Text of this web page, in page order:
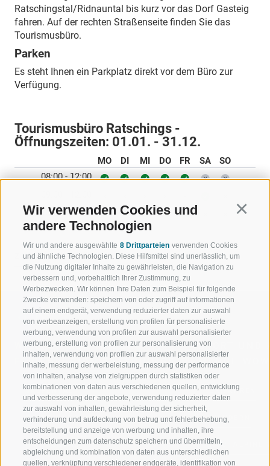
Wir verwenden Cookies und
andere Technologien
Wir und andere ausgewählte 8 Drittparteien verwenden Cookies
und ähnliche Technologien. Diese Hilfsmittel sind unerlässlich, um
die Nutzung digitaler Inhalte zu gewährleisten, die Navigation zu
verbessern und, vorbehaltlich Ihrer Zustimmung, zu
Werbezwecken. Wir können Ihre Daten zum Beispiel für folgende
Zwecke verwenden: speichern von oder zugriff auf informationen
auf einem endgerät, verwendung reduzierter daten zur auswahl
von werbeanzeigen, erstellung von profilen für personalisierte
werbung, verwendung von profilen zur auswahl personalisierter
werbung, erstellung von profilen zur personalisierung von
inhalten, verwendung von profilen zur auswahl personalisierter
inhalte, messung der werbeleistung, messung der performance
von inhalten, analyse von zielgruppen durch statistiken oder
kombinationen von daten aus verschiedenen quellen, entwicklung
und verbesserung der angebote, verwendung reduzierter daten
zur auswahl von inhalten, gewährleistung der sicherheit,
verhinderung und aufdeckung von betrug und fehlerbehebung,
bereitstellung und anzeige von werbung und inhalten, ihre
entscheidungen zum datenschutz speichern und übermitteln,
abgleichung und kombination von daten aus unterschiedlichen
quellen, verknüpfung verschiedener endgeräte, identifikation von
Ratschingstal/Ridnauntal bis kurz vor das Dorf Gasteig
fahren. Auf der rechten Straßenseite finden Sie das
Tourismusbüro.
Parken
Es steht Ihnen ein Parkplatz direkt vor dem Büro zur
Verfügung.
Tourismusbüro Ratschings -
Öffnungszeiten: 01.01. - 31.12.
MO DI MI DO FR SA
SO
08:00 - 12:00
13:30 - 17:30
ZURÜCK
WILLKOMMEN IN DER
FERIENREGION RATSCHINGS
JAUFENTAL
RATSCHINGS
RIDNAUNTAL
SPORT UND
MENGE
SKIFAHREN
WANDERN
HOCHALPINE